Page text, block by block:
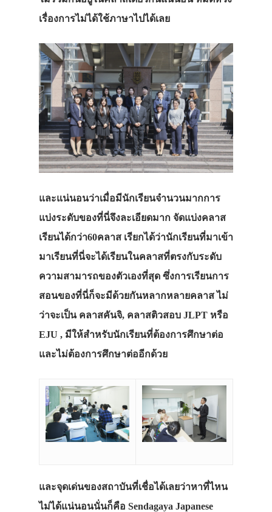
เรื่องการไม่ได้ใช้ภาษาไปได้เลย
และแน่นอนว่าเมื่อมีนักเรียนจำนวนมากการ
แบ่งระดับของที่นี่จึงละเอียดมาก จัดแบ่งคลาส
เรียนได้กว่า60คลาส เรียกได้ว่านักเรียนที่มาเข้า
มาเรียนที่นี่จะได้เรียนในคลาสที่ตรงกับระดับ
ความสามารถของตัวเองที่สุด ซึ่งการเรียนการ
สอนของที่นี่ก็จะมีด้วยกันหลากหลายคลาส ไม่
ว่าจะเป็น คลาสคันจิ, คลาสติวสอบ JLPT หรือ
EJU , มีให้สำหรับนักเรียนที่ต้องการศึกษาต่อ
และไม่ต้องการศึกษาต่ออีกด้วย
และจุดเด่นของสถาบันที่เชื่อได้เลยว่าหาที่ไหน
ไม่ได้แน่นอนนั่นก็คือ Sendagaya Japanese